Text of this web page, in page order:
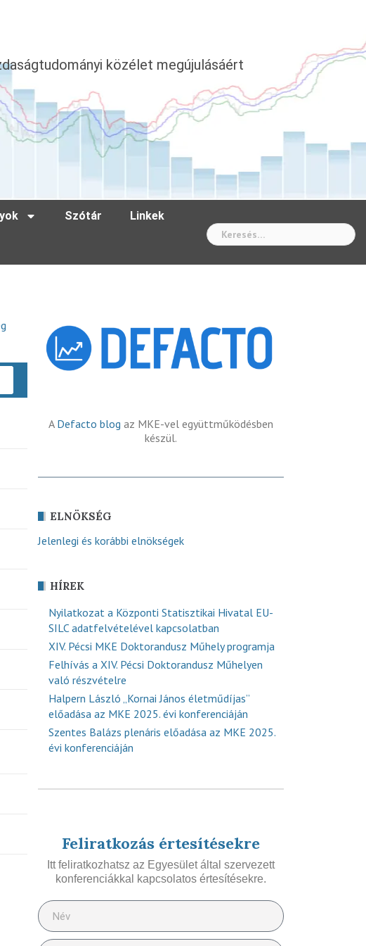
közélet megújulásáért
Szótár Linkek
A Defacto blog az MKE-vel együttműködésben
készül.
ELNÖKSÉG
Jelenlegi és korábbi elnökségek
HÍREK
Nyilatkozat a Központi Statisztikai Hivatal EU-
SILC adatfelvételével kapcsolatban
XIV. Pécsi MKE Doktorandusz Műhely programja
Felhívás a XIV. Pécsi Doktorandusz Műhelyen
való részvételre
Halpern László „Kornai János életműdíjas”
előadása az MKE 2025. évi konferenciáján
Szentes Balázs plenáris előadása az MKE 2025.
évi konferenciáján
Feliratkozás értesítésekre
Itt feliratkozhatsz az Egyesület által szervezett
konferenciákkal kapcsolatos értesítésekre.